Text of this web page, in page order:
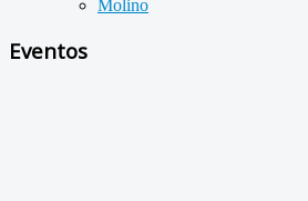
Molino
Eventos